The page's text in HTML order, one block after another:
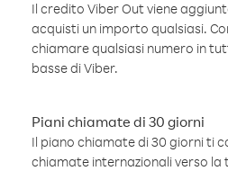
Il credito Viber Out viene
acquisti un importo qualsiasi.
chiamare qualsiasi numero in
basse di Viber.
Piani chiamate di 30 giorni
Il piano chiamate di 30 giorni ti
chiamate internazionali verso la